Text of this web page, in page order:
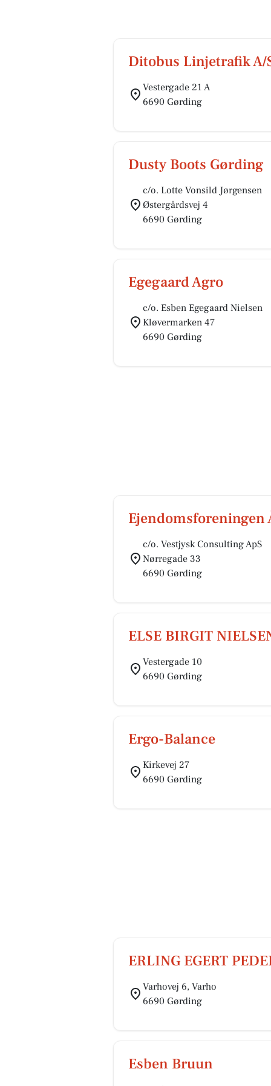
Ditobus Linjetrafik A/
Vestergade 21 A
6690 Gørding
Dusty Boots Gørding
c/o. Lotte Vonsild Jørgensen
Østergårdsvej 4
6690 Gørding
Egegaard Agro
c/o. Esben Egegaard Nielsen
Kløvermarken 47
6690 Gørding
Ejendomsforeningen
c/o. Vestjysk Consulting ApS
Nørregade 33
6690 Gørding
ELSE BIRGIT
Vestergade 10
6690 Gørding
Ergo-Balance
Kirkevej 27
6690 Gørding
ERLING EGERT
Varhovej 6, Varho
6690 Gørding
Esben Bruun